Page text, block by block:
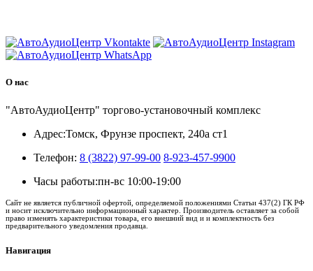
О нас
"АвтоАудиоЦентр" торгово-установочный комплекс
Адрес:Томск, Фрунзе проспект, 240а ст1
Телефон: 8 (3822) 97-99-00 8-923-457-9900
Часы работы:пн-вс 10:00-19:00
Сайт не является публичной офертой, определяемой положениями Статьи 437(2) ГК РФ
и носит исключительно информационный характер. Производитель оставляет за собой
право изменять характеристики товара, его внешний вид и и комплектность без
предварительного уведомления продавца.
Навигация